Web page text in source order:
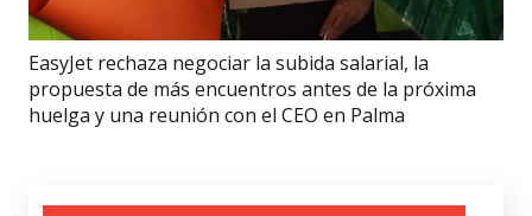
EasyJet rechaza negociar la subida salarial, la
propuesta de más encuentros antes de la próxima
huelga y una reunión con el CEO en Palma